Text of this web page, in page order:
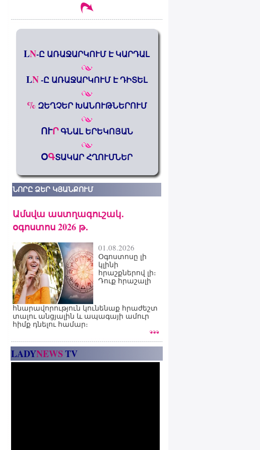
LN-Ը ԱՌԱՋԱՐԿՈՒՄ Է ԿԱՐԴԱԼ
LN-Ը ԱՌԱՋԱՐԿՈՒՄ Է ԴԻՏԵԼ
% ԶԵՂՉԵՐ ԽԱՆՈՒԹՆԵՐՈՒՄ
ՈՒՐԳՆԱԼ ԵՐԵԿՈՅԱՆ
ՕԳՏԱԿԱՐ ՀՂՈՒՄՆԵՐ
ՆՈՐԸ ՁԵՐ ԿՅԱՆՔՈՒՄ
Ամսվա աստղագուշակ․
օգոստոս 2026 թ․
01.08.2026
Օգոստոսը լի
կլինի
հրաշքներով լի։
Դուք հրաշալի
հնարավորություն կունենաք հրաժեշտ
տալու անցյալին և ապագայի ամուր
հիմք դնելու համար։
LADYNEWSTV